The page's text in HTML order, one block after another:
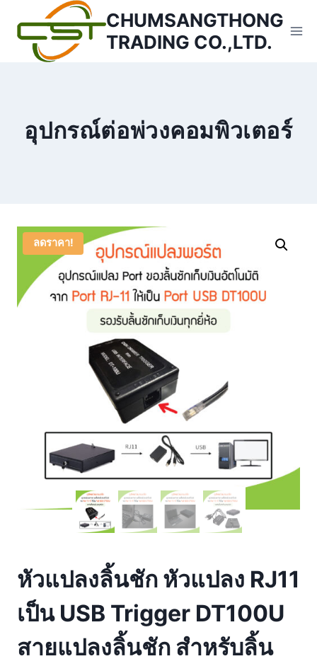
content
CHUMSANGTHONG
TRADING CO.,LTD.
อุปกรณ์ต่อพ่วงคอมพิวเตอร์
ลดราคา!
หัวแปลงลิ้นชัก หัวแปลง RJ11
เป็น USB Trigger DT100U
สายแปลงลิ้นชัก สำหรับลิ้น